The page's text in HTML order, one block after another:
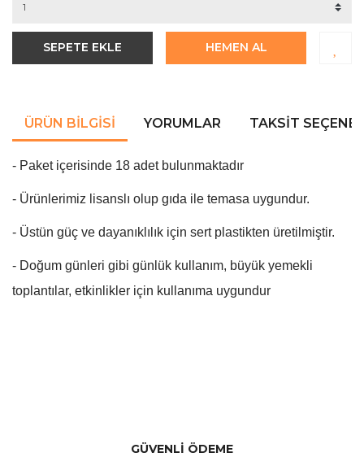
SEPETE EKLE HEMEN AL
ÜRÜN BILGISI YORUMLAR TAKSIT
- Paket içerisinde 18 adet bulunmaktadır
- Ürünlerimiz lisanslı olup gıda ile temasa uygundur.
- Üstün güç ve dayanıklılık için sert plastikten üretilmiştir.
- Doğum günleri gibi günlük kullanım, büyük yemekli
toplantılar, etkinlikler için kullanıma uygundur
GÜVENLİ ÖDEME